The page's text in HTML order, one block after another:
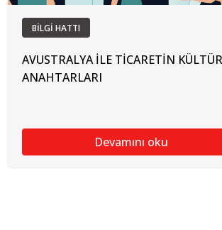
BİLGİ HATTI
AVUSTRALYA İLE TİCARETİN
ANAHTARLARI
Devamını oku